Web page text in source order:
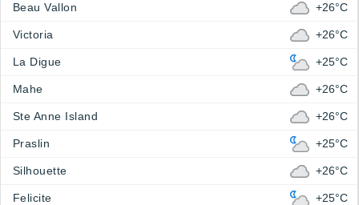
Beau Vallon +26°C
Victoria +26°C
La Digue +25°C
Mahe +26°C
Ste Anne Island +26°C
Praslin +25°C
Silhouette +26°C
Felicite +25°C